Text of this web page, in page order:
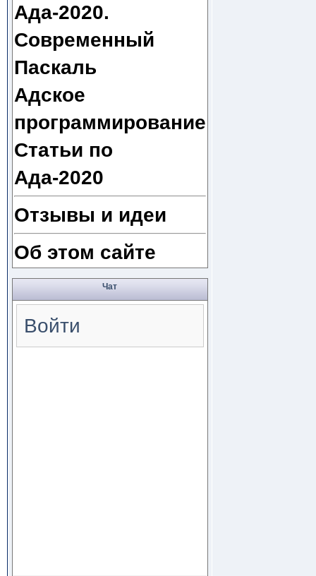
Ада-2020.
Современный
Паскаль
Адское
программирование
Статьи по
Ада-2020
Отзывы и идеи
Об этом сайте
Чат
Войти